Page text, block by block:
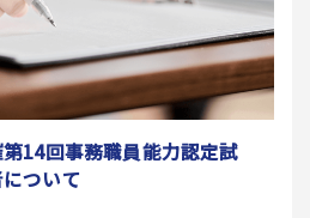
14回事務職員能力認定試
ついて